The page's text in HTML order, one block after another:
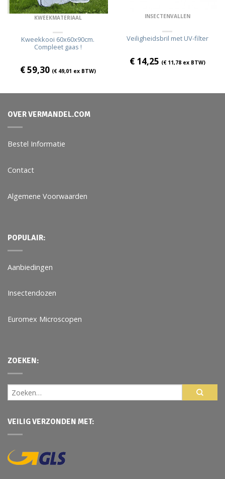
KWEEKMATERIAAL
Kweekkooi 60x60x90cm.
Compleet gaas !
€59,30 (€49,01 ex BTW)
INSECTENVALLEN
Veiligheidsbril met UV-filter
€14,25 (€11,78ex BTW)
OVER VERMANDEL.COM
Bestel Informatie
Contact
Algemene Voorwaarden
POPULAIR:
Aanbiedingen
Insectendozen
Euromex Microscopen
ZOEKEN:
VEILIG VERZONDEN MET: